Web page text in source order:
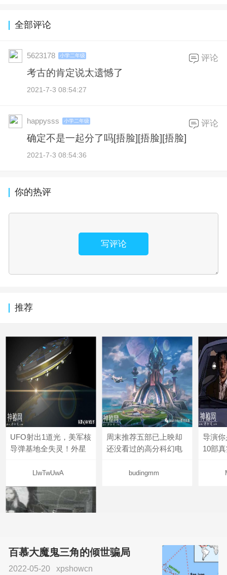
全部评论
5623178 小学二年级
考古的肯定说太遗憾了
2021-7-3 08:54:27
评论
happysss 小学二年级
确定不是一起分了吗[捂脸][捂脸][捂脸]
2021-7-3 08:54:36
评论
你的热评
写评论
推荐
UFO射出1道光，美军核
导弹基地全失灵！外星
LlwTwUwA
周末推荐五部已上映却
还没看过的高分科幻电
budingmm
导演
10部
百慕大魔鬼三角的倾世骗局
2022-05-20 xpshowcn